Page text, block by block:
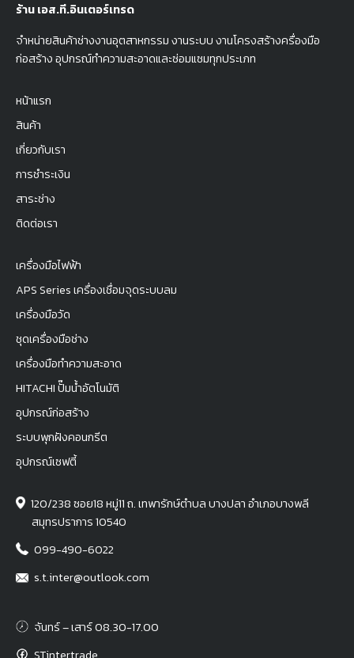
ร้าน เอส.ที.อินเตอร์เทรด
จำหน่ายสินค้าช่างงานอุตสาหกรรม งานระบบ งานโครงสร้างครื่องมือ
ก่อสร้าง อุปกรณ์ทำความสะอาดและซ่อมแซมทุกประเภท
หน้าแรก
สินค้า
เกี่ยวกับเรา
การชำระเงิน
สาระช่าง
ติดต่อเรา
เครื่องมือไฟฟ้า
APS Series เครื่องเชื่อมจุดระบบลม
เครื่องมือวัด
ชุดเครื่องมือช่าง
เครื่องมือทำความสะอาด
HITACHI ปั๊มน้ำอัตโนมัติ
อุปกรณ์ก่อสร้าง
ระบบพุกฝังคอนกรีต
อุปกรณ์เซฟตี้
120/238 ซอย18 หมู่11 ถ. เทพารักษ์ตำบล บางปลา อำเภอบางพลี
สมุทรปราการ 10540
099-490-6022
s.t.inter@outlook.com
จันทร์ – เสาร์ 08.30-17.00